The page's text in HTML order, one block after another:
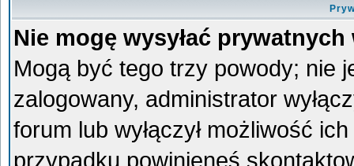
Nie mogę wysyłać
Mogą być tego trzy powody; nie
zalogowany, administrator
forum lub wyłączył możliwość
przypadku powinieneś